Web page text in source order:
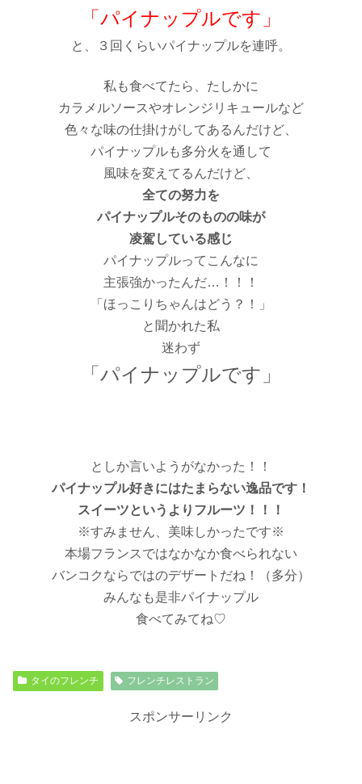
「パイナップルです」
と、３回くらいパイナップルを連呼。
私も食べてたら、たしかに
カラメルソースやオレンジリキュールなど
色々な味の仕掛けがしてあるんだけど、
パイナップルも多分火を通して
風味を変えてるんだけど、
全ての努力を
パイナップルそのものの味が
凌駕している感じ
パイナップルってこんなに
主張強かったんだ…！！！
「ほっこりちゃんはどう？！」
と聞かれた私
迷わず
「パイナップルです」
としか言いようがなかった！！
パイナップル好きにはたまらない逸品です！
スイーツというよりフルーツ！！！
※すみません、美味しかったです※
本場フランスではなかなか食べられない
バンコクならではのデザートだね！（多分）
みんなも是非パイナップル
食べてみてね♡
タイのフレンチ フレンチレストラン
スポンサーリンク